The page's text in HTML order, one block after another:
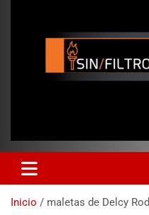
Inicio maletas de Delcy